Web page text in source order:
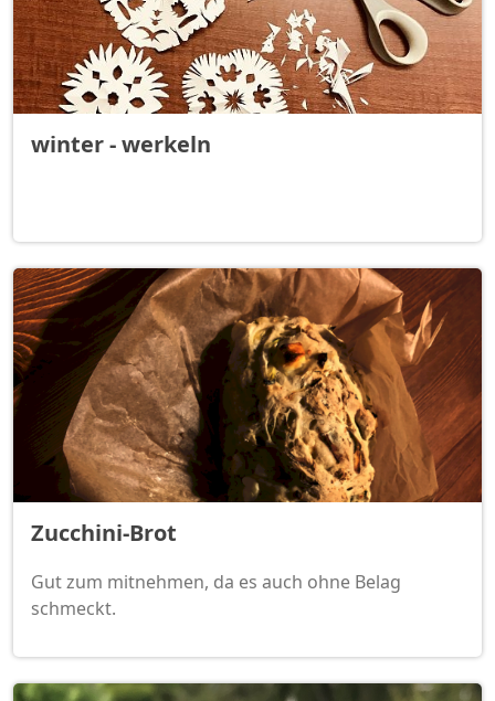
winter - werkeln
Zucchini-Brot
Gut zum mitnehmen, da es auch ohne Belag
schmeckt.